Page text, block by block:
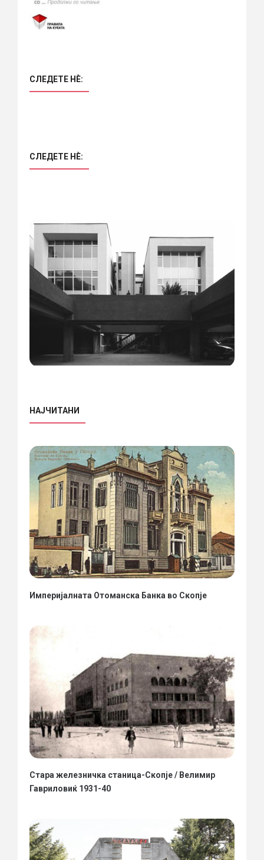
СЛЕДЕТЕ НÈ:
СЛЕДЕТЕ НÈ:
НАЈЧИТАНИ
Империјалната Отоманска Банка во Скопје
Стара железничка станица-Скопје / Велимир
Гавриловиќ 1931-40